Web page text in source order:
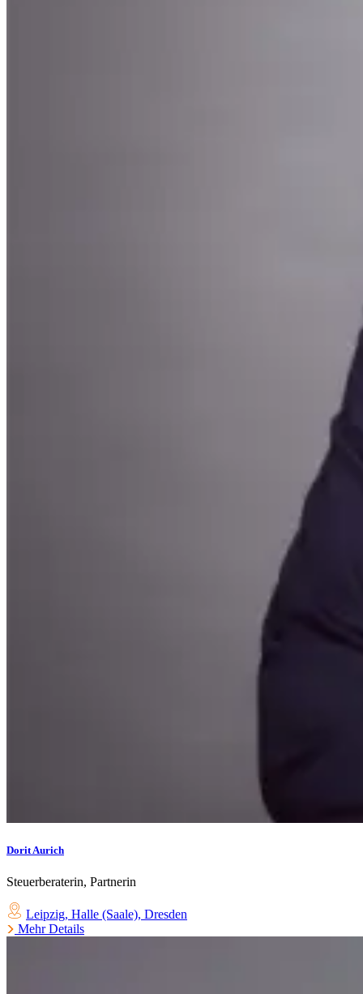
Dorit Aurich
Steuerberaterin, Partnerin
Leipzig, Halle (Saale), Dresden
Mehr Details